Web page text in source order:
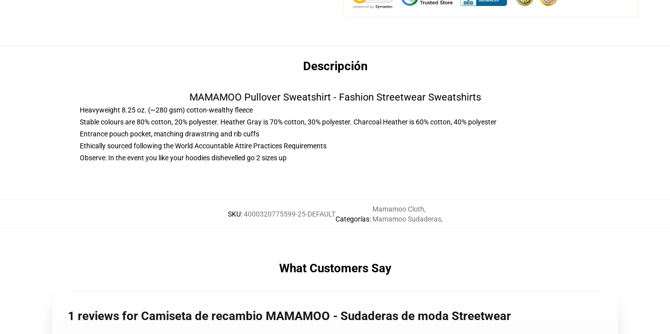
Descripción
MAMAMOO Pullover Sweatshirt - Fashion Streetwear Sweatshirts
Heavyweight 8.25 oz. (~280 gsm) cotton-wealthy fleece
Stable colours are 80% cotton, 20% polyester. Heather Gray is 70% cotton, 30% polyester. Charcoal Heather is 60% cotton, 40% polyester
Entrance pouch pocket, matching drawstring and rib cuffs
Ethically sourced following the World Accountable Attire Practices Requirements
Observe: In the event you like your hoodies dishevelled go 2 sizes up
SKU:4000320775599-25-DEFAULT
Categorías:
Mamamoo Cloth,
Mamamoo Sudaderas,
What Customers Say
1 reviews for Camiseta de recambio MAMAMOO - Sudaderas de moda Streetwear